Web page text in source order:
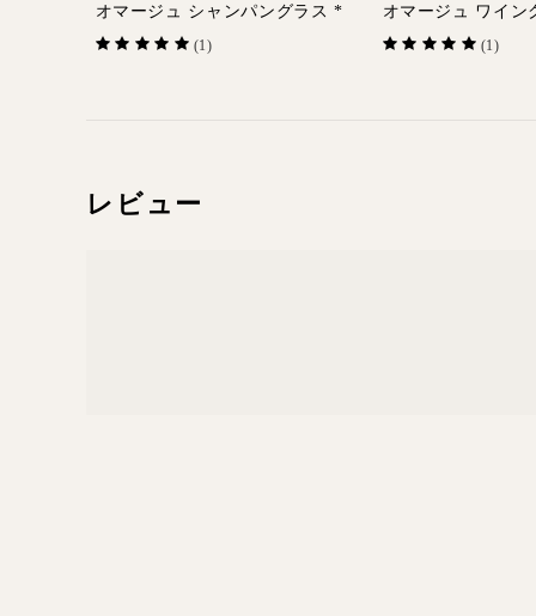
オマージュ シャンパングラス *
(1)
オマージュ ワイン
(1)
レビュー